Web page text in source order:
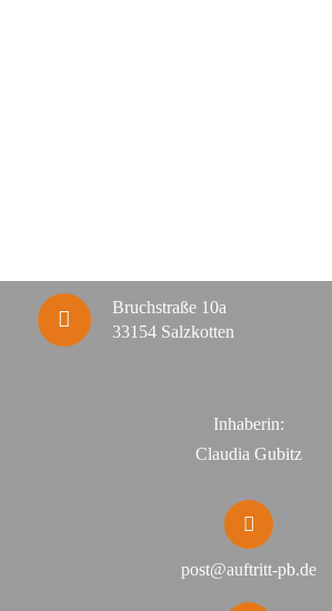
Bruchstraße 10a
33154 Salzkotten
Inhaberin:
Claudia Gubitz
post@auftritt-pb.de